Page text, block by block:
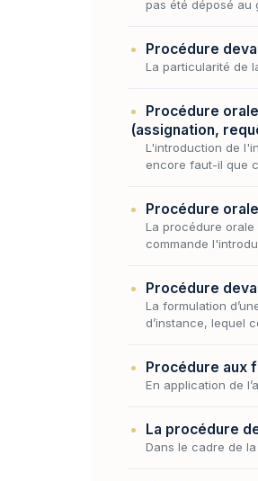
pas été déposé au
Procédure
La particularité de
Procédure
(assignation,
L'introduction de
encore faut-il que
Procédure
La procédure
commande
Procédure
La formulation
d’instance, lequel
Procédure aux
En application de
La procédure
Dans le cadre de